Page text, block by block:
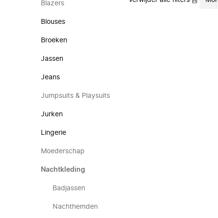
Blazers
Blouses
Broeken
Jassen
Jeans
Jumpsuits & Playsuits
Jurken
Lingerie
Moederschap
Nachtkleding
Badjassen
Nachthemden